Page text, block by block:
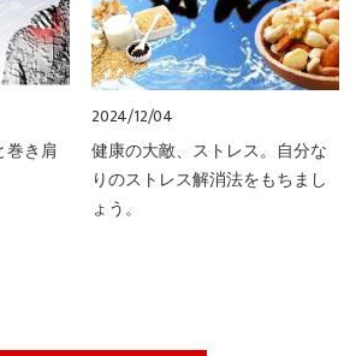
巻き肩
2024/12/04
健康の大敵、ストレス。自分な
りのストレス解消法をもちまし
ょう。